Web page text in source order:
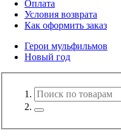
Оплата
Условия возврата
Как оформить заказ
Герои мульфильмов
Новый год